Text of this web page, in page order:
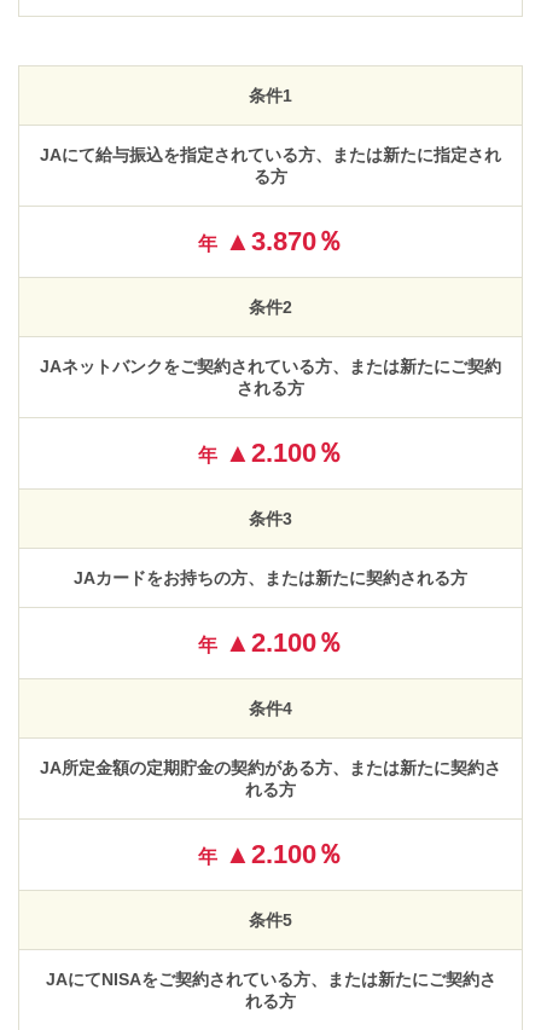
条件1
JAにて給与振込を指定されている方、または新たに指定され
る方
年 ▲3.870％
条件2
JAネットバンクをご契約されている方、または新たにご契約
される方
年 ▲2.100％
条件3
JAカードをお持ちの方、または新たに契約される方
年 ▲2.100％
条件4
JA所定金額の定期貯金の契約がある方、または新たに契約さ
れる方
年 ▲2.100％
条件5
JAにてNISAをご契約されている方、または新たにご契約さ
れる方